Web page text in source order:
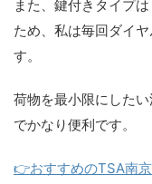
また、鍵付きタイプ
ため、私は毎回ダイ
す。
荷物を最小限にした
でかなり便利です。
👉おすすめのTSA南